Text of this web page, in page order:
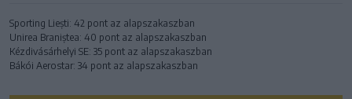
Sporting Liești: 42 pont az alapszakaszban
Unirea Braniștea: 40 pont az alapszakaszban
Kézdivásárhelyi SE: 35 pont az alapszakaszban
Bákói Aerostar: 34 pont az alapszakaszban